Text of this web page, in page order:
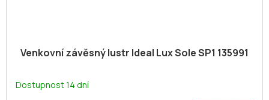
Venkovní závěsný lustr Ideal Lux Sole SP1 135991
Dostupnost 14 dní